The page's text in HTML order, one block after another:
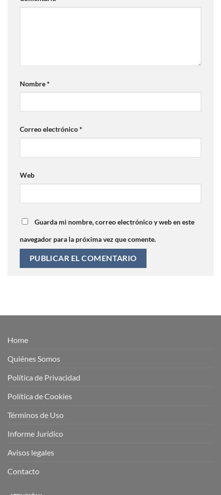
Nombre*
Correo electrónico*
Web
Guarda mi nombre, correo electrónico y web en este
navegador para la próxima vez que comente.
Home
Quiénes Somos
Política de Privacidad
Política de Cookies
Términos de Uso
Informe Jurídico
Avisos legales
Contacto